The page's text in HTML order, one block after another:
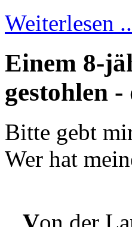
Weiterlesen
Einem 8-
gestohlen
Bitte gebt
Wer hat
Von der